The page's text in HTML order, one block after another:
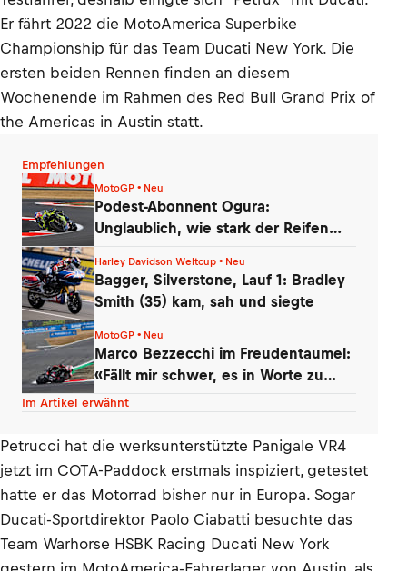
Er fährt 2022 die MotoAmerica Superbike
Championship für das Team Ducati New York. Die
ersten beiden Rennen finden an diesem
Wochenende im Rahmen des Red Bull Grand Prix of
the Americas in Austin statt.
Empfehlungen
MotoGP • Neu
Podest-Abonnent Ogura:
Unglaublich, wie stark der Reifen
Harley Davidson Weltcup • Neu
Bagger, Silverstone, Lauf 1: Bradley
Smith (35) kam, sah und siegte
MotoGP • Neu
Marco Bezzecchi im Freudentaumel:
«Fällt mir schwer, es in Worte zu
fassen»
Im Artikel erwähnt
Petrucci hat die werksunterstützte Panigale VR4
jetzt im COTA-Paddock erstmals inspiziert, getestet
hatte er das Motorrad bisher nur in Europa. Sogar
Ducati-Sportdirektor Paolo Ciabatti besuchte das
Team Warhorse HSBK Racing Ducati New York